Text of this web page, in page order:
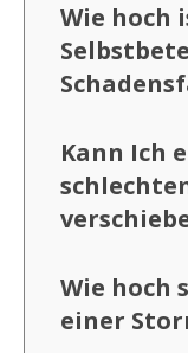
Wie hoch
Kann Ich
Wie hoch
einer